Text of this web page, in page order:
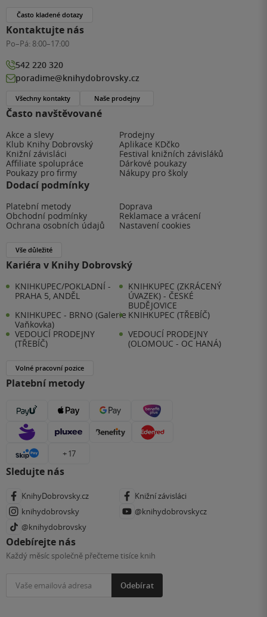
Často navštěvované
Akce a slevy
Prodejny
Klub Knihy Dobrovský
Aplikace KDčko
Knižní závisláci
Festival knižních závisláků
Affiliate spolupráce
Dárkové poukazy
Poukazy pro firmy
Nákupy pro školy
Dodací podmínky
Platební metody
Doprava
Obchodní podmínky
Reklamace a vrácení
Ochrana osobních údajů
Nastavení cookies
Vše důležité
Kariéra v Knihy Dobrovský
KNIHKUPEC/POKLADNÍ -
PRAHA 5, ANDĚL
KNIHKUPEC (ZKRÁCENÝ
ÚVAZEK) - ČESKÉ
BUDĚJOVICE
KNIHKUPEC - BRNO (Galerie
Vaňkovka)
KNIHKUPEC (TŘEBÍČ)
VEDOUCÍ PRODEJNY
(TŘEBÍČ)
VEDOUCÍ PRODEJNY
(OLOMOUC - OC HANÁ)
Volné pracovní pozice
Platební metody
+ 17
Sledujte nás
KnihyDobrovsky.cz
Knižní závisláci
knihydobrovsky
@knihydobrovskycz
@knihydobrovsky
Odebírejte nás
Každý měsíc společně přečteme tisíce knih
Odebírat
Často kladené dotazy
Kontaktujte nás
Po–Pá: 8:00–17:00
542 220 320
poradime@knihydobrovsky.cz
Všechny kontakty Naše prodejny